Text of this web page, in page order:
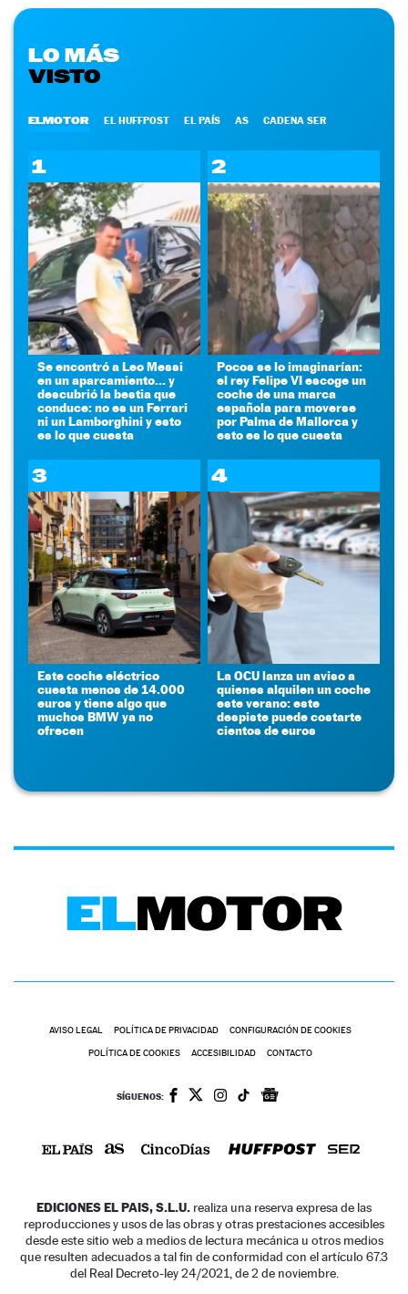
LO MÁS
VISTO
ELMOTOR EL HUFFPOST EL PAÍS AS CADENA SER
1
Se encontró a Leo Messi
en un aparcamiento... y
descubrió la bestia que
conduce: no es un Ferrari
ni un Lamborghini y esto
es lo que cuesta
2
Pocos se lo imaginarían:
el rey Felipe VI escoge un
coche de una marca
española para moverse
por Palma de Mallorca y
esto es lo que cuesta
3
Este coche eléctrico
cuesta menos de 14.000
euros y tiene algo que
muchos BMW ya no
ofrecen
4
La OCU lanza un aviso a
quienes alquilen un coche
este verano: este
despiste puede costarte
cientos de euros
AVISO LEGAL POLÍTICA DE PRIVACIDAD CONFIGURACIÓN DE COOKIES
POLÍTICA DE COOKIES ACCESIBILIDAD CONTACTO
SÍGUENOS:
EDICIONES EL PAIS, S.L.U. realiza una reserva expresa de las
reproducciones y usos de las obras y otras prestaciones accesibles
desde este sitio web a medios de lectura mecánica u otros medios
que resulten adecuados a tal fin de conformidad con el artículo 67.3
del Real Decreto-ley 24/2021, de 2 de noviembre.